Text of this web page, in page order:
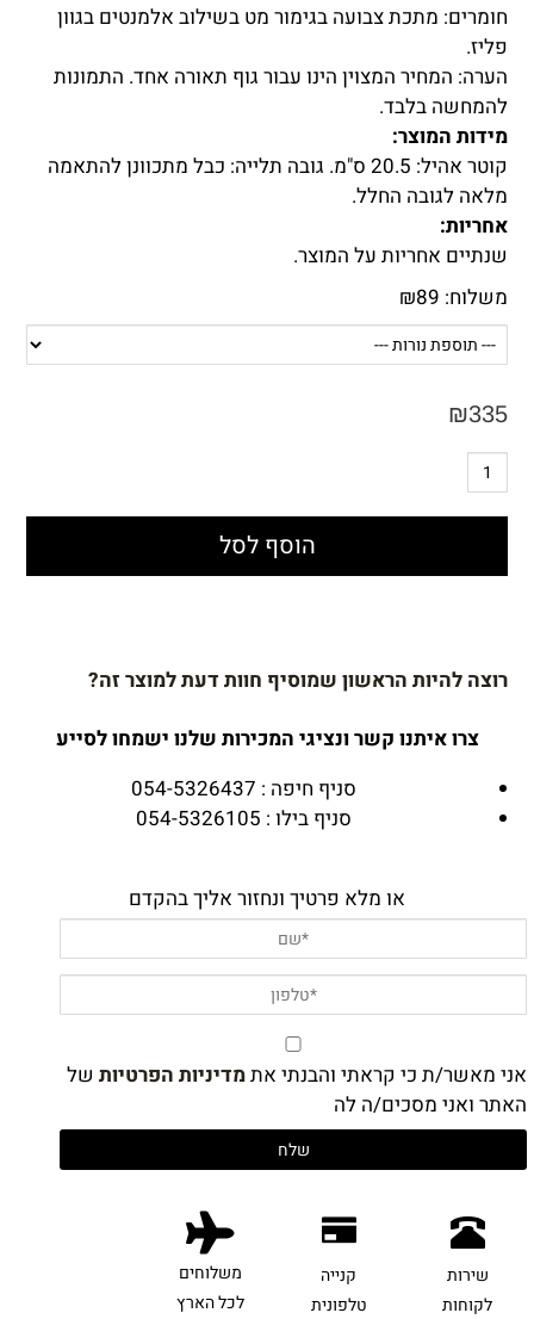
חומרים: מתכת צבועה בגימור מט בשילוב אלמנטים בגוון
פליז.
הערה: המחיר המצוין הינו עבור גוף תאורה אחד. התמונות
להמחשה בלבד.
מידות המוצר:
קוטר אהיל: 20.5 ס"מ. גובה תלייה: כבל מתכוונן להתאמה
מלאה לגובה החלל.
אחריות:
שנתיים אחריות על המוצר.
משלוח:
₪89
₪335
הוסף לסל
רוצה להיות הראשון שמוסיף חוות דעת למוצר זה?
צרו איתנו קשר ונציגי המכירות שלנו ישמחו לסייע
סניף חיפה : 054-5326437
סניף בילו : 054-5326105
או מלא פרטיך ונחזור אליך בהקדם
אני מאשר/ת כי קראתי והבנתי אתמדיניות הפרטיות של
האתר ואני מסכים/ה לה
שירות
לקוחות
קנייה
טלפונית
משלוחים
לכל הארץ